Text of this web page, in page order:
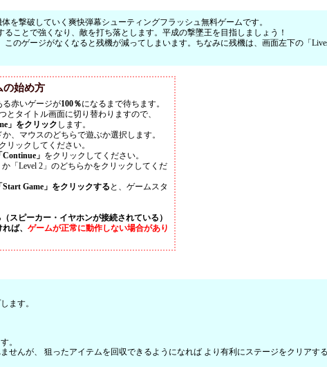
を撃破していく爽快弾幕シューティングフラッシュ無料ゲームです。
ことで強くなり、敵を打ち落とします。平成の撃墜王を目指しましょう！
のゲージがなくなると残機が減ってしまいます。ちなみに残機は、画面左下の「
の始め方
る赤いゲージが100％になるまで待ちます。
とタイトル画面に切り替わりますので、
」をクリック します。
か、マウスのどちらで遊ぶか選択します。
リックしてください。
「Continue」 をクリックしてください。
か「Level 2」のどちらかをクリックしてくだ
Game」をクリックする と、ゲームスタ
スピーカー・イヤホンが接続されている）
ば、 ゲームが正常に動作しない場合があり
ます。
。
せんが、 狙ったアイテムを回収できるようになれば より有利にステージをクリアす